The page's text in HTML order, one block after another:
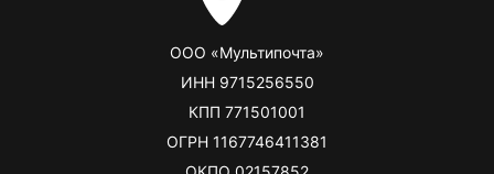
ООО «Мультипочта»
ИНН 9715256550
КПП 771501001
ОГРН 1167746411381